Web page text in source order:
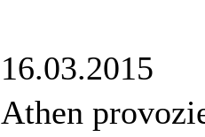
16.03.2015
Athen